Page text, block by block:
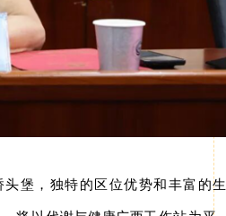
堡，独特的区位优势和丰富的生